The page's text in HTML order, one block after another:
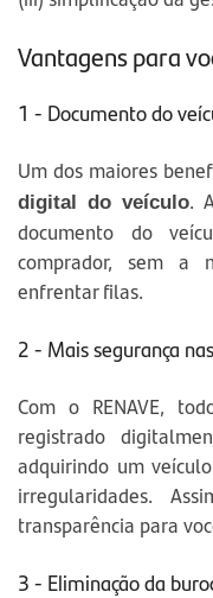
Vantagens para
1 - Documento do
Um dos maiores
digital do veículo.
documento do
comprador, sem a
enfrentar filas.
2 - Mais segurança
Com o RENAVE,
registrado
adquirindo um
irregularidades.
transparência para
3 - Eliminação da